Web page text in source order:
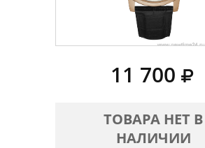
11 700
ТОВАРА НЕТ В
НАЛИЧИИ